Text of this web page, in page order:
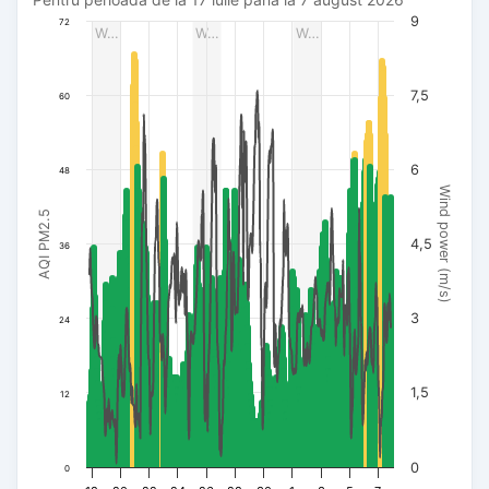
The chart has 1 X axis displaying Dată. Data ranges from
The chart has 3 Y axes displaying AQI PM2.5, Wind power
W…
W…
W…
AQI PM2.5 Wind power (m/s)
0
12
24
36
48
60
72
0
1,5
3
4,5
6
7,5
9